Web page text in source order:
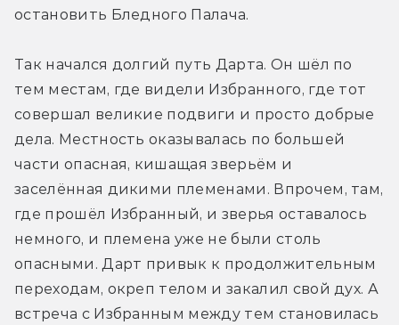
остановить Бледного Палача.
Так начался долгий путь Дарта. Он шёл по
тем местам, где видели Избранного, где тот
совершал великие подвиги и просто добрые
дела. Местность оказывалась по большей
части опасная, кишащая зверьём и
заселённая дикими племенами. Впрочем, там,
где прошёл Избранный, и зверья оставалось
немного, и племена уже не были столь
опасными. Дарт привык к продолжительным
переходам, окреп телом и закалил свой дух. А
встреча с Избранным между тем становилась